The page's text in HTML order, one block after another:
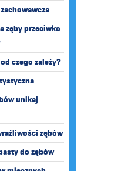
zęby przeciwko
czego zależy?
unikaj
zębów
do zębów